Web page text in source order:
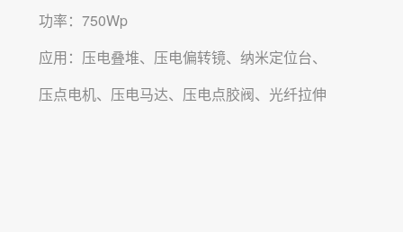
功率：750Wp
应用：压电叠堆、压电偏转镜、纳米定位台、
压点电机、压电马达、压电点胶阀、光纤拉伸